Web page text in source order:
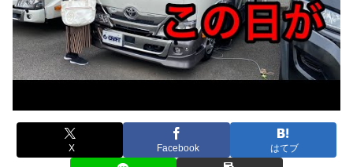
X Facebook はてブ